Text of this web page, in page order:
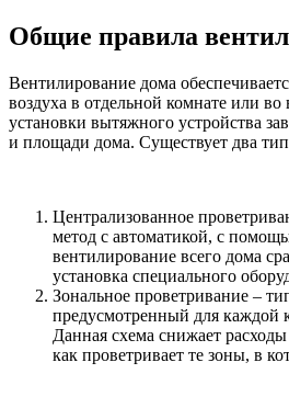
Общие правила
Вентилирование дома
воздуха в отдельной комнате или
установки вытяжного устройства
и площади дома. Существует два
Централизованное
метод с автоматикой, с
вентилирование всего дома
установка специального
Зональное проветривание –
предусмотренный для каждой
Данная схема снижает
как проветривает те зоны, в